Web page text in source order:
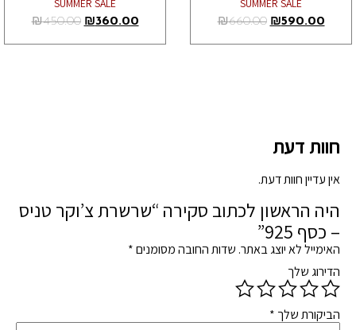
SUMMER SALE
₪590.00
₪660.00
SUMMER SALE
₪360.00
₪450.00
חוות דעת
אין עדיין חוות דעת.
היה הראשון לכתוב סקירה “שרשרת צ’וקר טניס
– כסף 925”
האימייל לא יוצג באתר. שדות החובה מסומנים*
הדירוג שלך
הביקורת שלך *